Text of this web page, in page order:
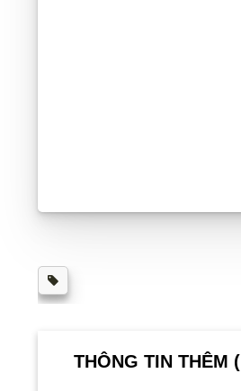
THÔNG TIN THÊM (